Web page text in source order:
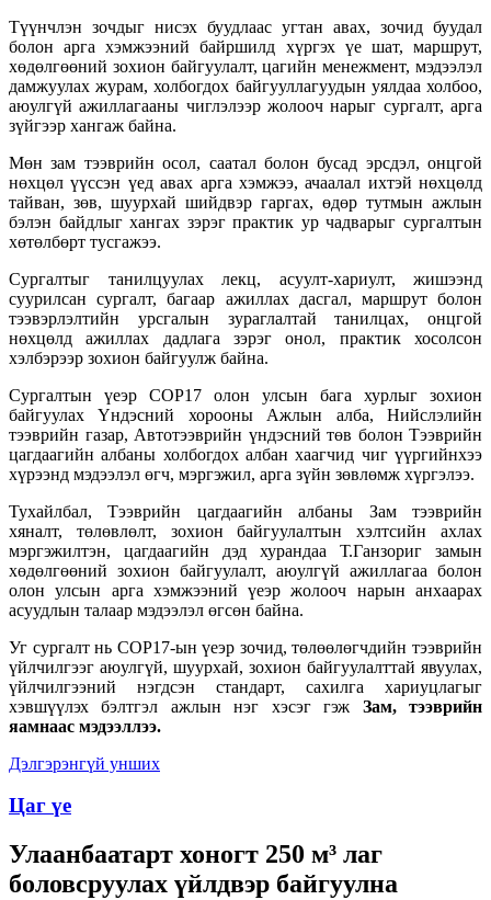
Түүнчлэн зочдыг нисэх буудлаас угтан авах, зочид буудал
болон арга хэмжээний байршилд хүргэх үе шат, маршрут,
хөдөлгөөний зохион байгуулалт, цагийн менежмент, мэдээлэл
дамжуулах журам, холбогдох байгууллагуудын уялдаа холбоо,
аюулгүй ажиллагааны чиглэлээр жолооч нарыг сургалт, арга
зүйгээр хангаж байна.
Мөн зам тээврийн осол, саатал болон бусад эрсдэл, онцгой
нөхцөл үүссэн үед авах арга хэмжээ, ачаалал ихтэй нөхцөлд
тайван, зөв, шуурхай шийдвэр гаргах, өдөр тутмын ажлын
бэлэн байдлыг хангах зэрэг практик ур чадварыг сургалтын
хөтөлбөрт тусгажээ.
Сургалтыг танилцуулах лекц, асуулт-хариулт, жишээнд
суурилсан сургалт, багаар ажиллах дасгал, маршрут болон
тээвэрлэлтийн урсгалын зураглалтай танилцах, онцгой
нөхцөлд ажиллах дадлага зэрэг онол, практик хосолсон
хэлбэрээр зохион байгуулж байна.
Сургалтын үеэр COP17 олон улсын бага хурлыг зохион
байгуулах Үндэсний хорооны Ажлын алба, Нийслэлийн
тээврийн газар, Автотээврийн үндэсний төв болон Тээврийн
цагдаагийн албаны холбогдох албан хаагчид чиг үүргийнхээ
хүрээнд мэдээлэл өгч, мэргэжил, арга зүйн зөвлөмж хүргэлээ.
Тухайлбал, Тээврийн цагдаагийн албаны Зам тээврийн
хяналт, төлөвлөлт, зохион байгуулалтын хэлтсийн ахлах
мэргэжилтэн, цагдаагийн дэд хурандаа Т.Ганзориг замын
хөдөлгөөний зохион байгуулалт, аюулгүй ажиллагаа болон
олон улсын арга хэмжээний үеэр жолооч нарын анхаарах
асуудлын талаар мэдээлэл өгсөн байна.
Уг сургалт нь COP17-ын үеэр зочид, төлөөлөгчдийн тээврийн
үйлчилгээг аюулгүй, шуурхай, зохион байгуулалттай явуулах,
үйлчилгээний нэгдсэн стандарт, сахилга хариуцлагыг
хэвшүүлэх бэлтгэл ажлын нэг хэсэг гэж Зам, тээврийн
яамнаас мэдээллээ.
Дэлгэрэнгүй унших
Цаг үе
Улаанбаатарт хоногт 250 м³ лаг
боловсруулах үйлдвэр байгуулна